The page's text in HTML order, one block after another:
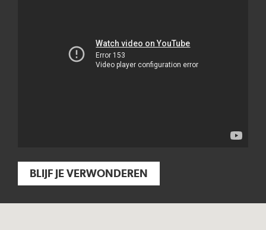
BLIJF JE VERWONDEREN